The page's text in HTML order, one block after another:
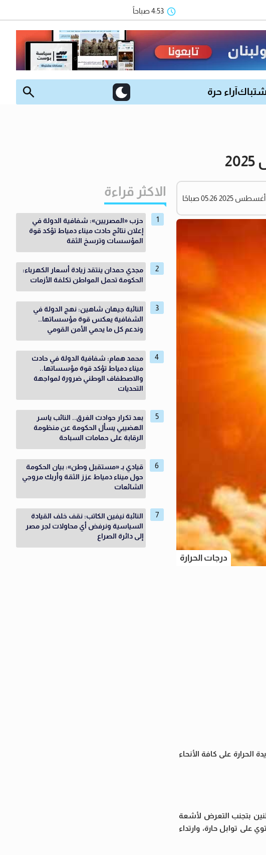
4:53 صباحاً
آراء حرة
درجات الحرارة
الشديدة الحرارة على كافة الأنحاء
بتجنب التعرض لأشعة
توابل حارة، وارتداء
الاكثر قراءة
حزب «المصريين»: شفافية الدولة في
إعلان نتائج حادث ميناء دمياط تؤكد قوة
المؤسسات وترسخ الثقة
مجدي حمدان ينتقد زيادة أسعار الكهرباء:
الحكومة تحمل المواطن تكلفة الأزمات
النائبة جيهان شاهين: نهج الدولة في
الشفافية يعكس قوة مؤسساتها..
وندعم كل ما يحمي الأمن القومي
محمد همام: شفافية الدولة في حادث
ميناء دمياط تؤكد قوة مؤسساتها..
والاصطفاف الوطني ضرورة لمواجهة
التحديات
بعد تكرار حوادث الغرق.. النائب ياسر
الهضيبي يسأل الحكومة عن منظومة
الرقابة على حمامات السباحة
قيادي بـ «مستقبل وطن»: بيان الحكومة
حول ميناء دمياط عزز الثقة وأربك مروجي
الشائعات
النائبة نيفين الكاتب: نقف خلف القيادة
السياسية ونرفض أي محاولات لجر مصر
إلى دائرة الصراع